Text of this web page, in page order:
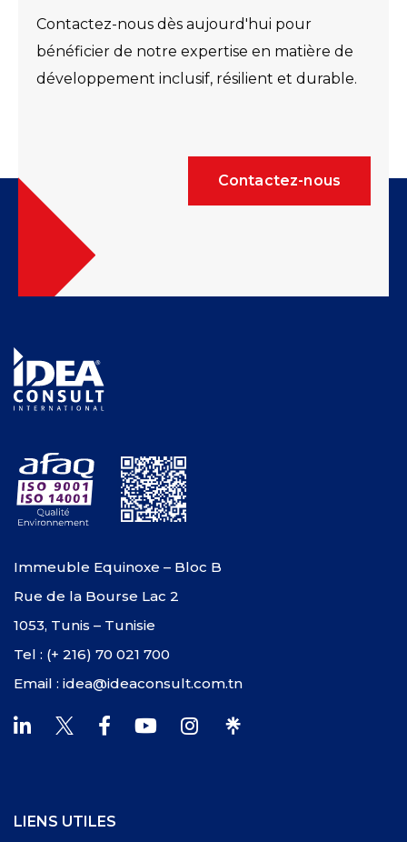
Contactez-nous dès aujourd'hui pour
bénéficier de notre expertise en matière de
développement inclusif, résilient et durable.
Contactez-nous
Immeuble Equinoxe – Bloc B
Rue de la Bourse Lac 2
1053, Tunis – Tunisie
Tel : (+ 216) 70 021 700
Email : idea@ideaconsult.com.tn
LIENS UTILES